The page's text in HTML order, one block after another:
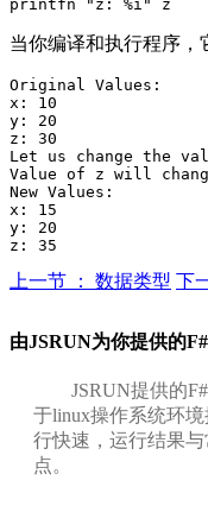
当你编译和执行程序，
Original Values:
x: 10
y: 20
z: 30
Let us change the
Value of z will
New Values:
x: 15
y: 20
上一节 ： 数据类型 下
由JSRUN为你提供的
JSRUN提供的F#
于linux操作系统环
行快速，运行结果
点。